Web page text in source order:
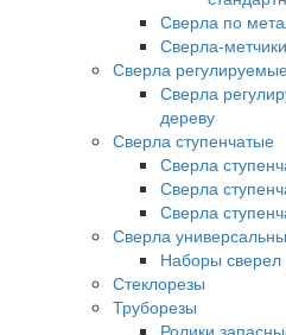
Сверла по
Сверла-метчики
Сверла
Сверла
дереву
Сверла ступенчатые
Сверла
Сверла
Сверла
Сверла
Наборы сверел
Стеклорезы
Труборезы
Ролики